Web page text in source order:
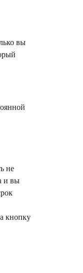
вы
не
и вы
кнопку